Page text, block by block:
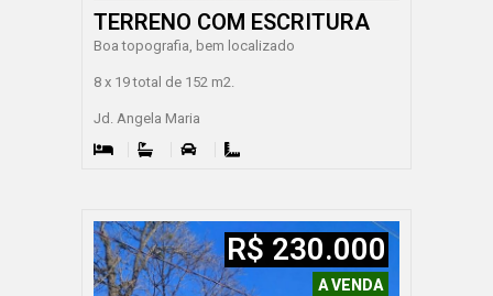
TERRENO COM ESCRITURA
Boa topografia, bem localizado
8 x 19 total de 152 m2.
Jd. Angela Maria
A VENDA
R$ 230.000